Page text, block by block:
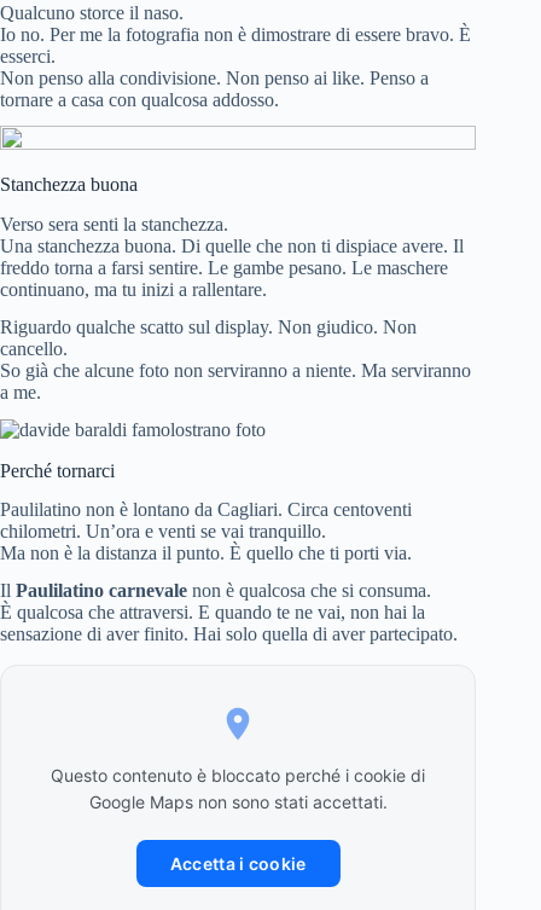
Qualcuno storce il naso.
Io no. Per me la fotografia non è dimostrare di essere bravo. È
esserci.
Non penso alla condivisione. Non penso ai like. Penso a
tornare a casa con qualcosa addosso.
Stanchezza buona
Verso sera senti la stanchezza.
Una stanchezza buona. Di quelle che non ti dispiace avere. Il
freddo torna a farsi sentire. Le gambe pesano. Le maschere
continuano, ma tu inizi a rallentare.
Riguardo qualche scatto sul display. Non giudico. Non
cancello.
So già che alcune foto non serviranno a niente. Ma serviranno
a me.
Perché tornarci
Paulilatino non è lontano da Cagliari. Circa centoventi
chilometri. Un’ora e venti se vai tranquillo.
Ma non è la distanza il punto. È quello che ti porti via.
Il Paulilatino carnevale non è qualcosa che si consuma.
È qualcosa che attraversi. E quando te ne vai, non hai la
sensazione di aver finito. Hai solo quella di aver partecipato.
Questo contenuto è bloccato perché i cookie di
Google Maps non sono stati accettati.
Accetta i cookie